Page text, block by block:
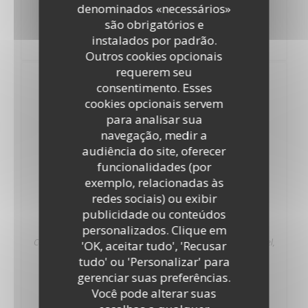
denominados «necessários»
são obrigatórios e
instalados por padrão.
Outros cookies opcionais
requerem seu
consentimento. Esses
cookies opcionais servem
para analisar sua
navegação, medir a
audiência do site, oferecer
funcionalidades (por
exemplo, relacionadas às
redes sociais) ou exibir
publicidade ou conteúdos
personalizados. Clique em
'OK, aceitar tudo', 'Recusar
tudo' ou 'Personalizar' para
gerenciar suas preferências.
Você pode alterar suas
16,90 EUR
Plats du jour, consulter sur place Sur place ou à emporter,
supplément 2€
NOS P'TITS DESSERTS
Riz au lait de mon enfance
8,00 EUR
Riz au lait, vanille Bourbon, fleur de lait. Caramel, chocolat ou
fruit rouge résinés, (pomme fruit rôtie, supplément 1€)
LISTA DE ALERGÉNIOS
Caillebotte de tante Aline
8,00 EUR
Caillebotte, fleur de lait fouetté vanille de Bourbon. Café, caramel,
miel ou résiné de fruits rouges.
Flanfion
8,00 EUR